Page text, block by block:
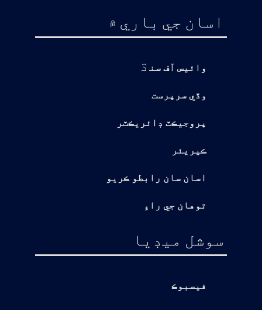
اسان جي باري ۾
وائيس آف سن ڌ
وڏي سرپرست
پروجيڪٽ ڊائريڪٽر
ڪيريئر
اسان سان رابطو ڪريو
توهان جي راءِ
سوشل ميڊيا
فيسبوڪ